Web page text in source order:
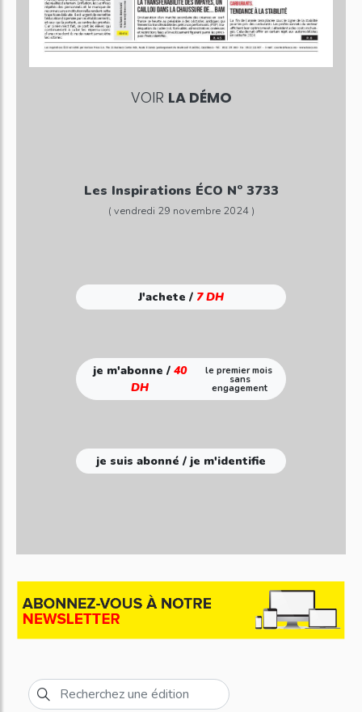
VOIR LA DÉMO
Les Inspirations ÉCO N° 3733
( vendredi 29 novembre 2024 )
J'achete / 7 DH
je m'abonne /40
DH
le premier mois
sans
engagement
je suis abonné / je m'identifie